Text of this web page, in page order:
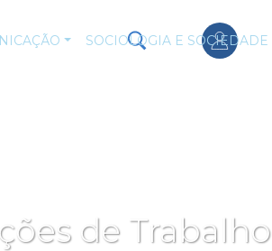
SOCIOLOGIA E SOCIEDADE
de Trabalho